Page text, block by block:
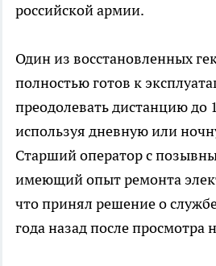
российской армии.
Один из восстановленных
полностью готов к
преодолевать дистанцию до
используя дневную или
Старший оператор с
имеющий опыт ремонта
что принял решение о
года назад после просмотра